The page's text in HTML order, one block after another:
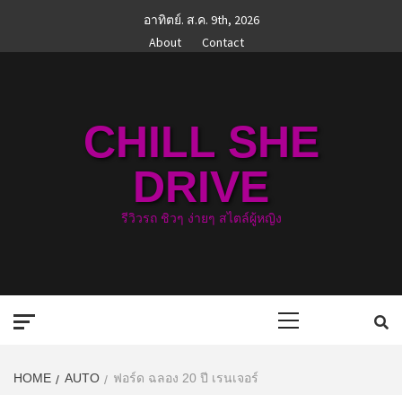
content
อาทิตย์. ส.ค. 9th, 2026
About
Contact
CHILL SHE
DRIVE
รีวิวรถ ชิวๆ ง่ายๆ สไตล์ผู้หญิง
HOME AUTO ฟอร์ด ฉลอง 20 ปี เรนเจอร์